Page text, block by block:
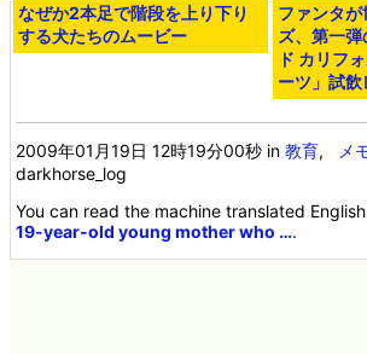
なぜか2本足で階段を上り下り
する犬たちのムービー
ファンタ
ズ、第一
ド カリフ
ーツ」試
2009年01月19日 12時19分00秒 in教育, メ
darkhorse_log
You can read the machine translated
19-year-old young mother who ….